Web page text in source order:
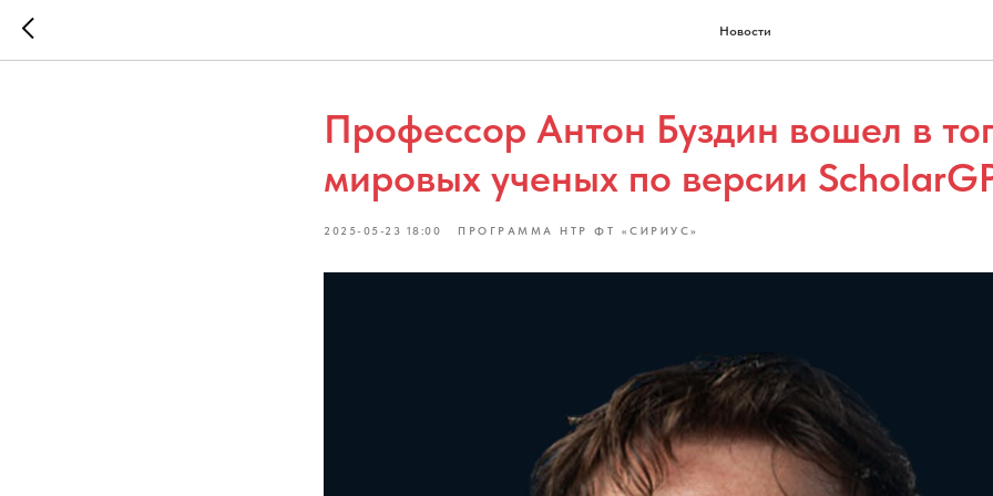
Новости
Профессор Антон Буздин вошел в
мировых ученых по версии
2025-05-23 18:00 ПРОГРАММА НТР ФТ «СИРИУС»